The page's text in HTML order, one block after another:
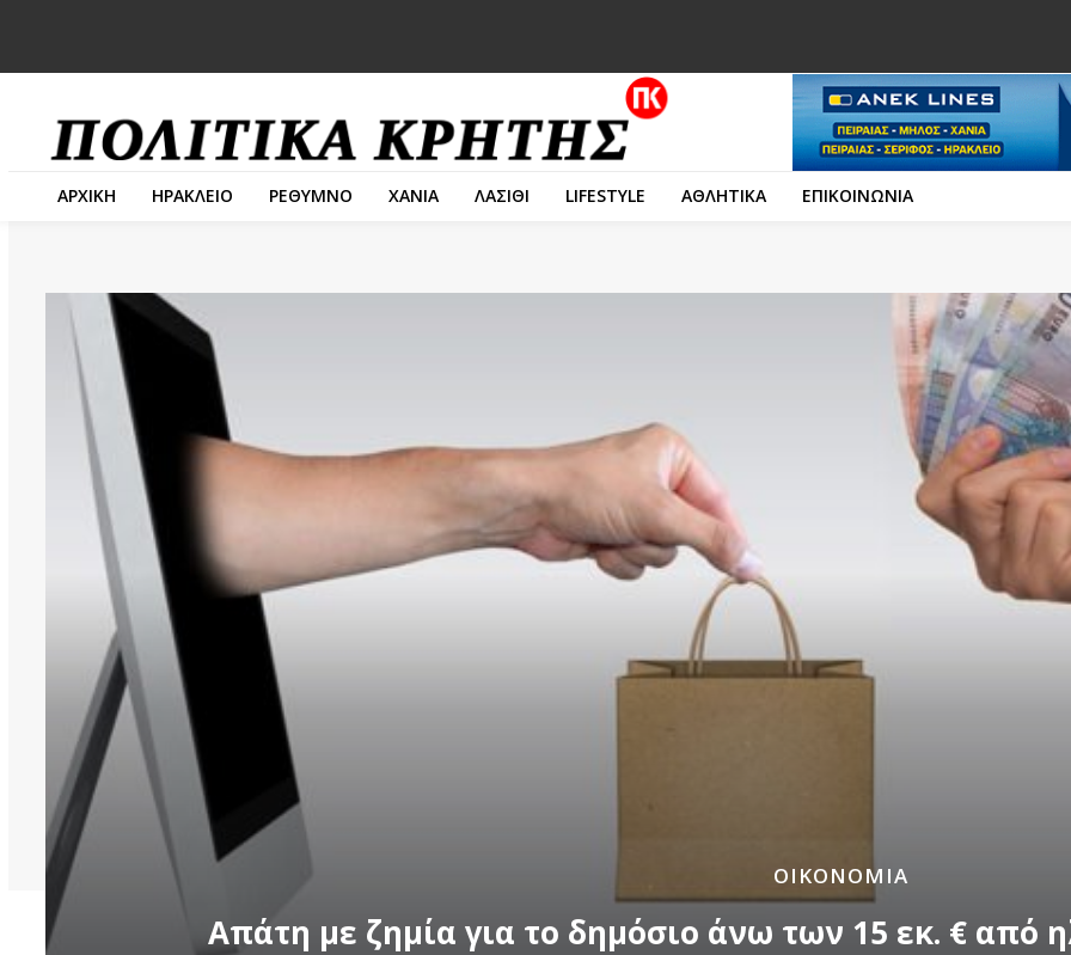
ΑΡΧΙΚΗ ΗΡΑΚΛΕΙΟ ΡΕΘΥΜΝΟ ΧΑΝΙΑ ΛΑΣΙΘΙ LIFESTYLE ΑΘΛΗΤΙΚΑ ΕΠΙΚΟΙΝΩΝΙΑ
ΟΙΚΟΝΟΜΙΑ
Απάτη με ζημία για το δημόσιο άνω των 15 εκ. € από